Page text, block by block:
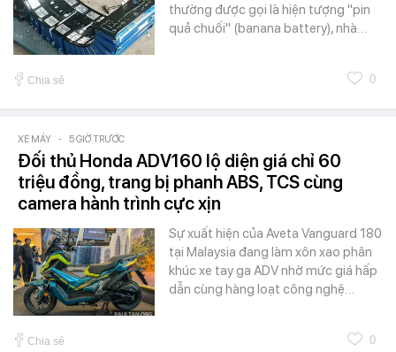
thường được gọi là hiện tượng "pin
quả chuối" (banana battery), nhà…
Chia sẻ 0
XE MÁY - 5 GIỜ TRƯỚC
Đối thủ Honda ADV160 lộ diện giá chỉ 60
triệu đồng, trang bị phanh ABS, TCS cùng
camera hành trình cực xịn
Sự xuất hiện của Aveta Vanguard 180
tại Malaysia đang làm xôn xao phân
khúc xe tay ga ADV nhờ mức giá hấp
dẫn cùng hàng loạt công nghệ…
Chia sẻ 0